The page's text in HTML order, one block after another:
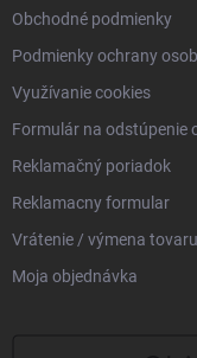
Obchodné podmienky
Podmienky ochrany
Využívanie cookies
Formulár na odstúpenie
Reklamačný poriadok
Reklamacny formular
Vrátenie / výmena tovaru
Moja objednávka